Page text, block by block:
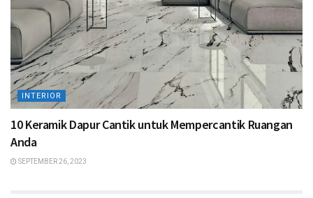
INTERIOR
10 Keramik Dapur Cantik untuk Mempercantik Ruangan
Anda
SEPTEMBER 26, 2023